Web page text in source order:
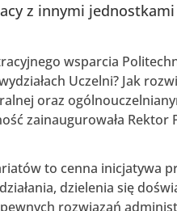
z innymi
wsparcia
Uczelni? Jak
oraz
zainaugurowała Rektor
to cenna inicjatywa
dzielenia się
rozwiązań